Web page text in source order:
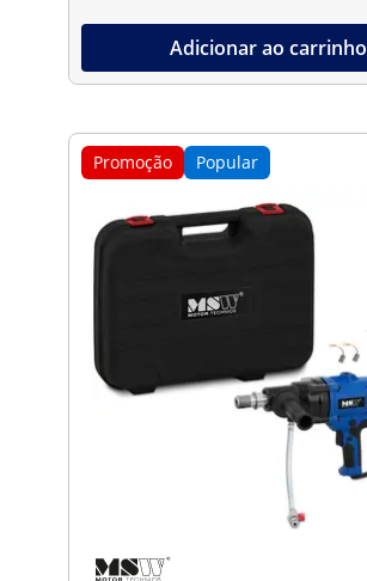
Adicionar ao carrinho
Promoção Popular